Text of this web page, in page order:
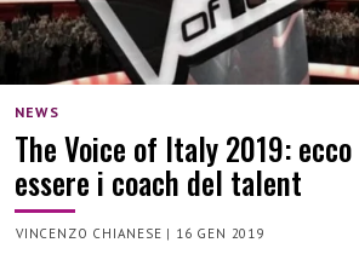
NEWS
The Voice of Italy 2019:
essere i coach del talent
VINCENZO CHIANESE | 16 GEN 2019